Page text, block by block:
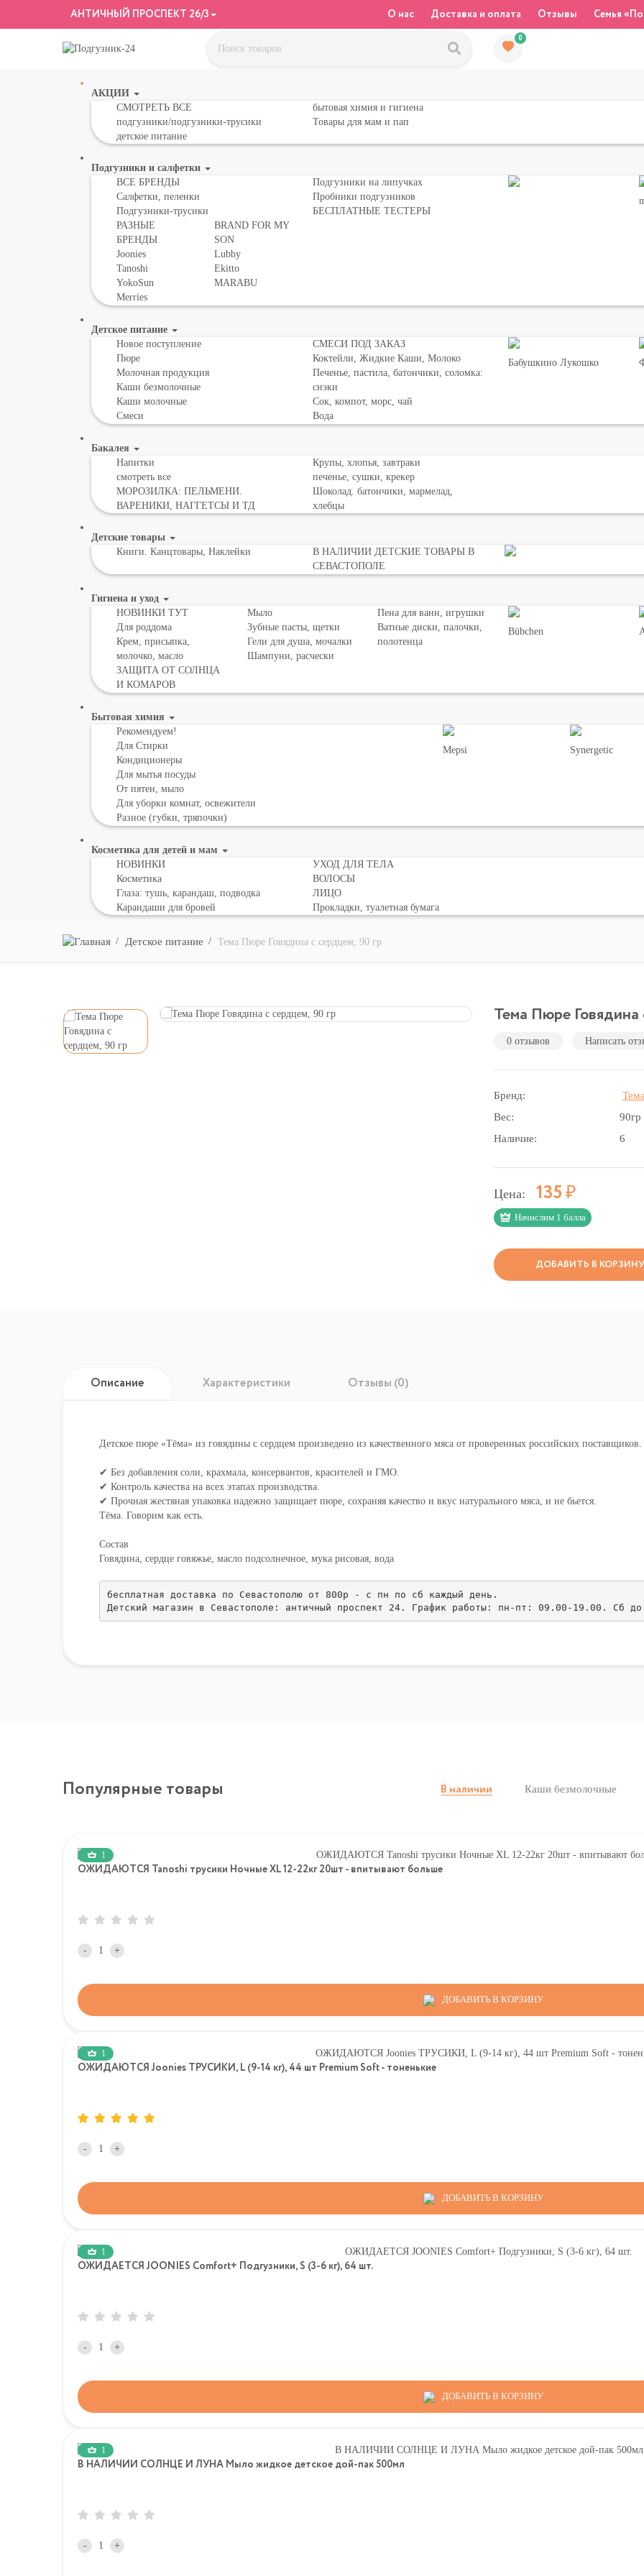
АНТИЧНЫЙ ПРОСПЕКТ 26/3 О нас Доставка и оплата Отзывы Семья
0
АКЦИИ
СМОТРЕТЬ ВСЕ
подгузники/подгузники-трусики
детское питание
бытовая химия и гигиена
Товары для мам и пап
Подгузники и салфетки
ВСЕ БРЕНДЫ
Салфетки, пеленки
Подгузники-трусики
РАЗНЫЕ
БРЕНДЫ
Joonies
Tanoshi
YokoSun
Merries
BRAND FOR MY
SON
Lubby
Ekitto
MARABU
Подгузники на липучках
Пробники подгузников
БЕСПЛАТНЫЕ ТЕСТЕРЫ
Детское питание
Новое поступление
Пюре
Молочная продукция
Каши безмолочные
Каши молочные
Смеси
СМЕСИ ПОД ЗАКАЗ
Коктейли, Жидкие Каши, Молоко
Печенье, пастила, батончики, соломка:
снэки
Сок, компот, морс, чай
Вода
Бабушкино Лукошко
Бакалея
Напитки
смотреть все
МОРОЗИЛКА: ПЕЛЬМЕНИ.
ВАРЕНИКИ, НАГГЕТСЫ И ТД
Крупы, хлопья, завтраки
печенье, сушки, крекер
Шоколад. батончики, мармелад,
хлебцы
Детские товары
Книги. Канцтовары, Наклейки
В НАЛИЧИИ ДЕТСКИЕ ТОВАРЫ В
СЕВАСТОПОЛЕ
Гигиена и уход
НОВИНКИ ТУТ
Для роддома
Крем, присыпка,
молочко, масло
ЗАЩИТА ОТ СОЛНЦА
И КОМАРОВ
Мыло
Зубные пасты, щетки
Гели для душа, мочалки
Шампуни, расчески
Пена для ванн, игрушки
Ватные диски, палочки,
полотенца
Bübchen
Бытовая химия
Рекомендуем!
Для Стирки
Кондиционеры
Для мытья посуды
От пятен, мыло
Для уборки комнат, освежители
Разное (губки, тряпочки)
Mepsi Synergetic
Косметика для детей и мам
НОВИНКИ
Косметика
Глаза: тушь, карандаш, подводка
Карандаши для бровей
УХОД ДЛЯ ТЕЛА
ВОЛОСЫ
ЛИЦО
Прокладки, туалетная бумага
Детское питание Тема Пюре Говядина с сердцем, 90 гр
Тема Пюре Говядина
0 отзывов Написать
Бренд:
Тема
Вес:
90гр
Наличие:
6
Цена: 135
Начислим 1 балла
ДОБАВИТЬ В КОРЗИНУ
Описание Характеристики Отзывы (0)
Детское пюре «Тёма» из говядины с сердцем произведено из качественного мяса от проверенных российских поставщиков.
✔ Без добавления соли, крахмала, консервантов, красителей и ГМО.
✔ Контроль качества на всех этапах производства.
✔ Прочная жестяная упаковка надежно защищает пюре, сохраняя качество и вкус натурального мяса, и не бьется.
Тёма. Говорим как есть.
Состав
Говядина, сердце говяжье, масло подсолнечное, мука рисовая, вода
бесплатная доставка по Севастополю от 800р - с пн по сб каждый день.
Детский магазин в Севастополе: античный проспект 24. График работы: пн-пт: 09.00-19.00. Сб до
Популярные товары В наличии Каши безмолочные
1
ОЖИДАЮТСЯ Tanoshi трусики Ночные XL 12-22кг 20шт - впитывают больше
- +
ДОБАВИТЬ В КОРЗИНУ
1
ОЖИДАЮТСЯ Joonies ТРУСИКИ, L (9-14 кг), 44 шт Premium Soft - тоненькие
- +
ДОБАВИТЬ В КОРЗИНУ
1
ОЖИДАЕТСЯ JOONIES Comfort+ Подгузники, S (3-6 кг), 64 шт.
- +
ДОБАВИТЬ В КОРЗИНУ
1
В НАЛИЧИИ СОЛНЦЕ И ЛУНА Мыло жидкое детское дой-пак 500мл
- +